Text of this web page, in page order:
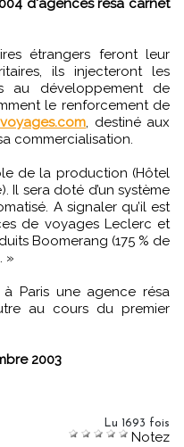
d'agences résa carnet
étrangers feront leur
ils injecteront les
au développement de
le renforcement de
, destiné aux
commercialisation.
de la production (Hôtel
Il sera doté d’un système
A signaler qu’il est
de voyages Leclerc et
Boomerang (175 % de
»
Paris une agence résa
au cours du premier
2003
Lu 1693 fois
Notez